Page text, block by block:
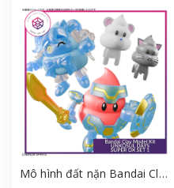
Mô hình đất nặn Bandai Clay Model Kit UNKOSUL DAYS SUPER DX SET 1 - Unkosul Days [GDB]